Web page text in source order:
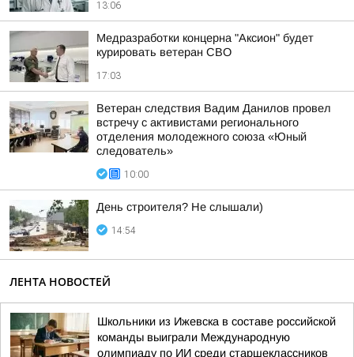
13:06
Медразработки концерна "Аксион" будет
курировать ветеран СВО
17:03
Ветеран следствия Вадим Данилов провел
встречу с активистами регионального
отделения молодежного союза «Юный
следователь»
10:00
День строителя? Не слышали)
14:54
ЛЕНТА НОВОСТЕЙ
Школьники из Ижевска в составе российской
команды выиграли Международную
олимпиаду по ИИ среди старшеклассников